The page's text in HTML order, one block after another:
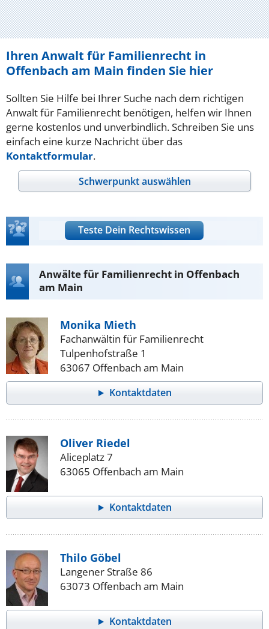
Ihren Anwalt für Familienrecht in
Offenbach am Main finden Sie hier
Sollten Sie Hilfe bei Ihrer Suche nach dem richtigen
Anwalt für Familienrecht benötigen, helfen wir Ihnen
gerne kostenlos und unverbindlich. Schreiben Sie uns
einfach eine kurze Nachricht über das
Kontaktformular.
Schwerpunkt auswählen
Teste Dein Rechtswissen
Anwälte für Familienrecht in Offenbach
am Main
Monika Mieth
Fachanwältin für Familienrecht
Tulpenhofstraße 1
63067 Offenbach am Main
Kontaktdaten
Oliver Riedel
Aliceplatz 7
63065 Offenbach am Main
Kontaktdaten
Thilo Göbel
Langener Straße 86
63073 Offenbach am Main
Kontaktdaten